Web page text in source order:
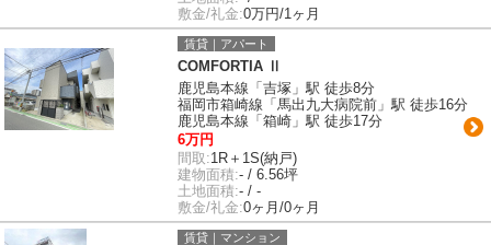
敷金/礼金:0万円/1ヶ月
賃貸｜アパート
COMFORTIA Ⅱ
鹿児島本線「吉塚」駅 徒歩8分
福岡市箱崎線「馬出九大病院前」駅 徒歩16分
鹿児島本線「箱崎」駅 徒歩17分
6万円
間取:1R＋1S(納戸)
建物面積:- / 6.56坪
土地面積:- / -
敷金/礼金:0ヶ月/0ヶ月
賃貸｜マンション